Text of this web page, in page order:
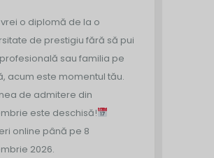
o diplomă de la o
de prestigiu fără să pui
sau familia pe
acum este momentul tău.
de admitere din
este deschisă!
online până pe 8
2026.